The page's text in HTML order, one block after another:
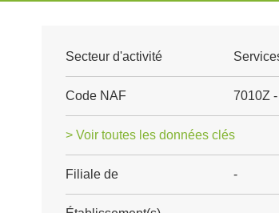
Secteur d'activité
Code NAF 7010Z
> Voir toutes les données clés
Filiale de -